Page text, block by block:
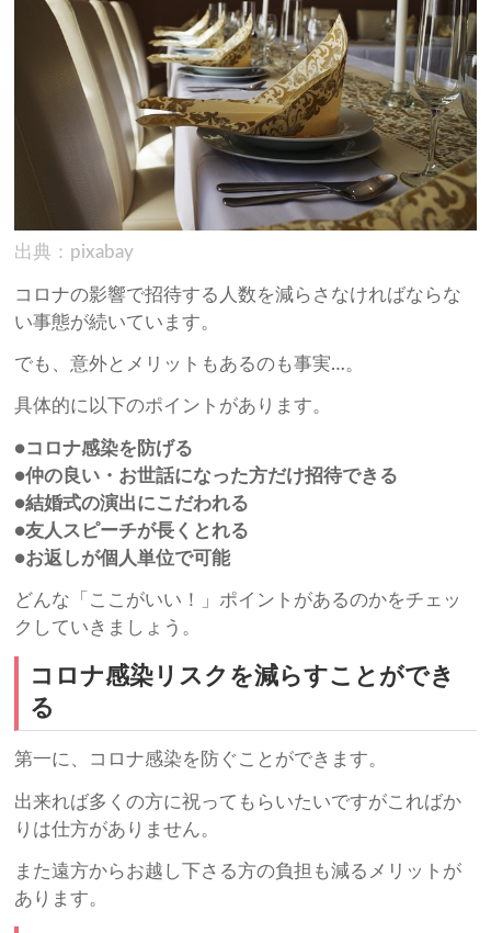
出典：pixabay
コロナの影響で招待する人数を減らさなければならな
い事態が続いています。
でも、意外とメリットもあるのも事実…。
具体的に以下のポイントがあります。
●コロナ感染を防げる
●仲の良い・お世話になった方だけ招待できる
●結婚式の演出にこだわれる
●友人スピーチが長くとれる
●お返しが個人単位で可能
どんな「ここがいい！」ポイントがあるのかをチェッ
クしていきましょう。
コロナ感染リスクを減らすことができ
る
第一に、コロナ感染を防ぐことができます。
出来れば多くの方に祝ってもらいたいですがこればか
りは仕方がありません。
また遠方からお越し下さる方の負担も減るメリットが
あります。